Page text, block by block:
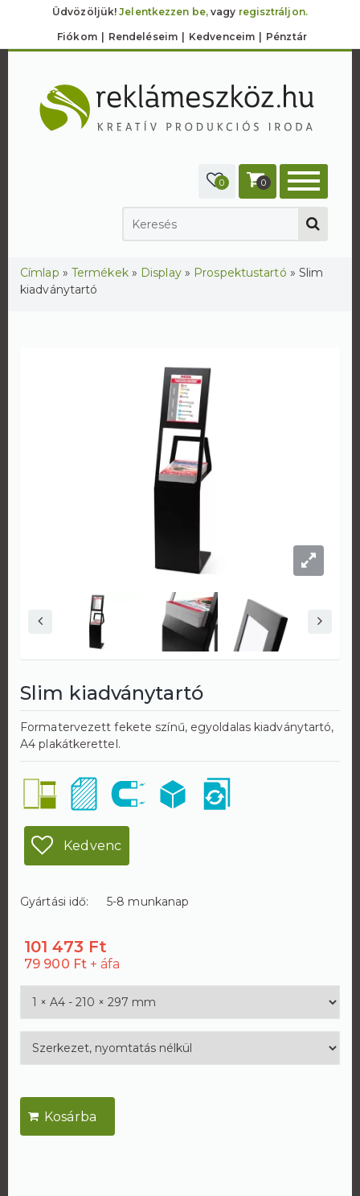
Üdvözöljük!Jelentkezzen be,vagy regisztráljon.
Fiókom Rendeléseim Kedvenceim Pénztár
0 0
Jelenlegi hely
Címlap » Termékek » Display » Prospektustartó » Slim
kiadványtartó
Slim kiadványtartó
Formatervezett fekete színű, egyoldalas kiadványtartó,
A4 plakátkerettel.
Gyártási idő: 5-8 munkanap
Kedvenc
101 473 Ft
79 900 Ft